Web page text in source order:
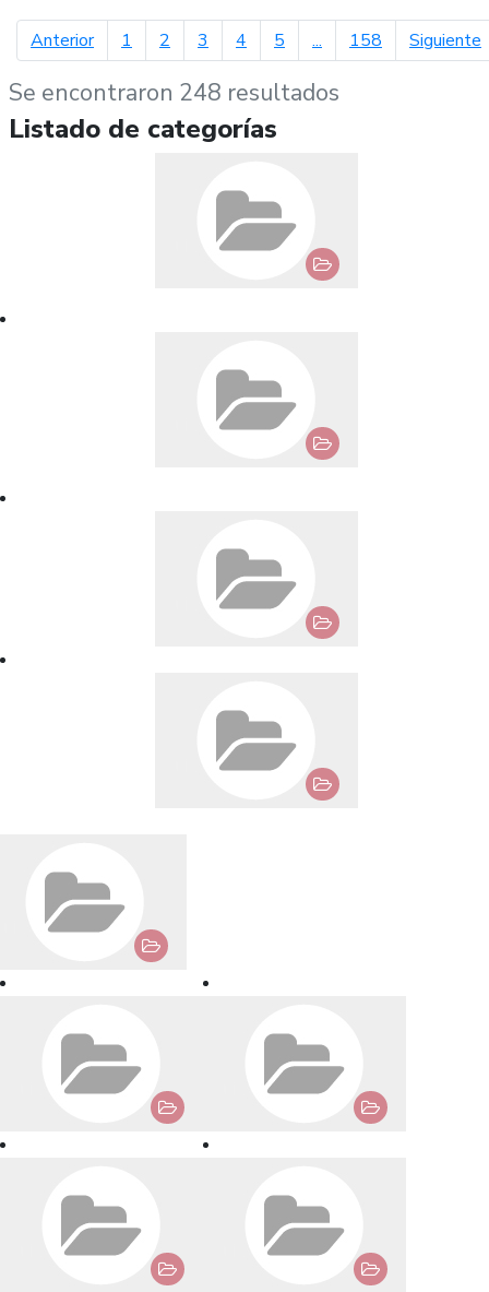
Anteriorpágina anterior
1 2 3 4 5 ... 158 Siguiente
Se encontraron 248 resultados
Listado de categorías